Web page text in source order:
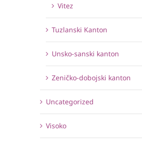
Vitez
Tuzlanski Kanton
Unsko-sanski kanton
Zeničko-dobojski kanton
Uncategorized
Visoko